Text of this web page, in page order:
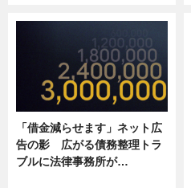
「借金減らせます」ネット広
告の影 広がる債務整理トラ
ブルに法律事務所が…